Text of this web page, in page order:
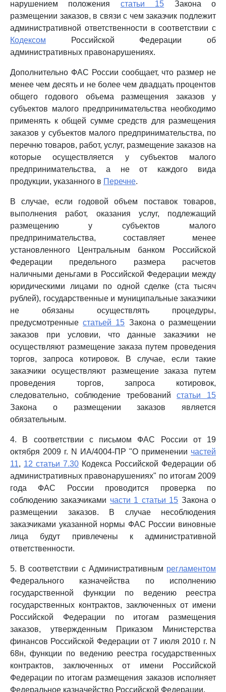
нарушением положения статьи 15 Закона о
размещении заказов, в связи с чем заказчик подлежит
административной ответственности в соответствии с
Кодексом Российской Федерации об
административных правонарушениях.
Дополнительно ФАС России сообщает, что размер не
менее чем десять и не более чем двадцать процентов
общего годового объема размещения заказов у
субъектов малого предпринимательства необходимо
применять к общей сумме средств для размещения
заказов у субъектов малого предпринимательства, по
перечню товаров, работ, услуг, размещение заказов на
которые осуществляется у субъектов малого
предпринимательства, а не от каждого вида
продукции, указанного в Перечне.
В случае, если годовой объем поставок товаров,
выполнения работ, оказания услуг, подлежащий
размещению у субъектов малого
предпринимательства, составляет менее
установленного Центральным банком Российской
Федерации предельного размера расчетов
наличными деньгами в Российской Федерации между
юридическими лицами по одной сделке (ста тысяч
рублей), государственные и муниципальные заказчики
не обязаны осуществлять процедуры,
предусмотренныестатьей 15 Закона о размещении
заказов при условии, что данные заказчики не
осуществляют размещение заказа путем проведения
торгов, запроса котировок. В случае, если такие
заказчики осуществляют размещение заказа путем
проведения торгов, запроса котировок,
следовательно, соблюдение требованийстатьи 15
Закона о размещении заказов является
обязательным.
4. В соответствии с письмом ФАС России от 19
октября 2009 г. N ИА/4004-ПР "О применении частей
11, 12 статьи 7.30 Кодекса Российской Федерации об
административных правонарушениях" по итогам 2009
года ФАС России проводится проверка по
соблюдению заказчиками части 1 статьи 15 Закона о
размещении заказов. В случае несоблюдения
заказчиками указанной нормы ФАС России виновные
лица будут привлечены к административной
ответственности.
5. В соответствии с Административным регламентом
Федерального казначейства по исполнению
государственной функции по ведению реестра
государственных контрактов, заключенных от имени
Российской Федерации по итогам размещения
заказов, утвержденным Приказом Министерства
финансов Российской Федерации от 7 июля 2010 г. N
68н, функции по ведению реестра государственных
контрактов, заключенных от имени Российской
Федерации по итогам размещения заказов исполняет
Федеральное казначейство Российской Федерации.